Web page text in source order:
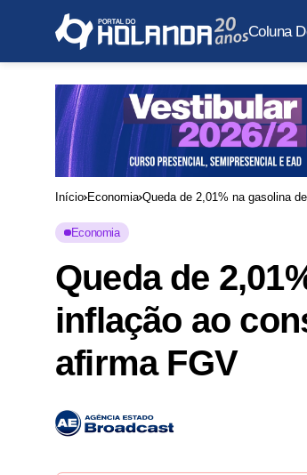
Coluna
Início Economia Queda de 2,01% na gasolina
Economia
Queda de
inflação ao
afirma FGV